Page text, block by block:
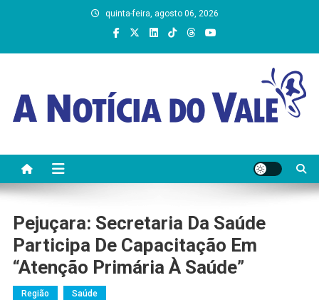
quinta-feira, agosto 06, 2026
Pejuçara: Secretaria Da Saúde
Participa De Capacitação Em
“Atenção Primária À Saúde”
Região Saúde